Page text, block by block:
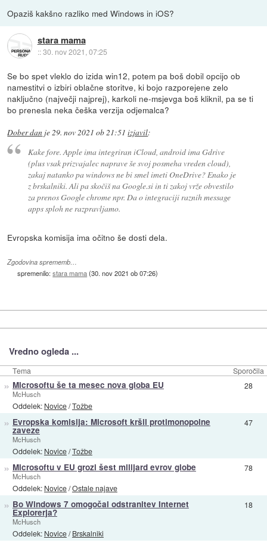
Opaziš kakšno razliko med Windows in iOS?
stara mama
::30. nov 2021, 07:25
Se bo spet vleklo do izida win12, potem pa boš dobil opcijo ob
namestitvi o izbiri oblačne storitve, ki bojo razporejene zelo
naključno (največji najprej), karkoli ne-msjevga boš kliknil, pa se ti
bo prenesla neka češka verzija odjemalca?
Dober dan je29. nov 2021 ob 21:51 izjavil:
Kake fore. Apple ima integriran iCloud, android ima Gdrive
(plus vsak prizvajalec naprave še svoj posmeha vreden cloud),
zakaj natanko pa windows ne bi smel imeti OneDrive? Enako je
z brskalniki. Ali pa skočiš na Google.si in ti zakoj vrže obvestilo
za prenos Google chrome npr. Da o integraciji raznih message
apps sploh ne razpravljamo.
Evropska komisija ima očitno še dosti dela.
Zgodovina sprememb…
spremenilo:stara mama(30. nov 2021 ob 07:26)
Vredno ogleda ...
Tema Sporočila
» Microsoftu še ta mesec nova globa EU
McHusch
Oddelek: Novice/Tožbe
28
» Evropska komisija: Microsoft kršil protimonopolne
zaveze
McHusch
Oddelek: Novice/Tožbe
47
» Microsoftu v EU grozi šest milijard evrov globe
McHusch
Oddelek: Novice/Ostale najave
78
» Bo Windows 7 omogočal odstranitev Internet
Explorerja?
McHusch
Oddelek: Novice/Brskalniki
18